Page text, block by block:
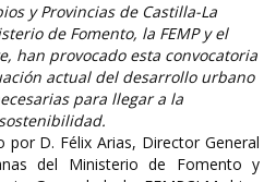
y Provincias de Castilla-La
de Fomento, la FEMP y el
han provocado esta convocatoria
actual del desarrollo urbano
para llegar a la
por D. Félix Arias, Director General
del Ministerio de Fomento y